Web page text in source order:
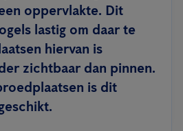
oppervlakte. Dit
lastig om daar te
hiervan is
zichtbaar dan pinnen.
is dit